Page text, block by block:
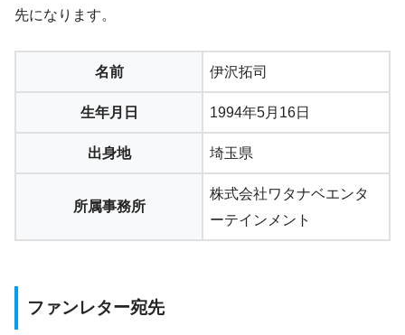
先になります。
名前 伊沢拓司
生年月日 1994年5月16日
出身地 埼玉県
所属事務所
株式会社ワタナベエンタ
ーテインメント
ファンレター宛先